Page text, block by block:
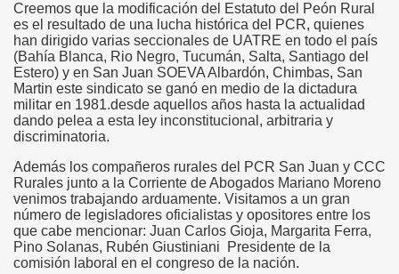
Creemos que la modificación del Estatuto del Peón Rural
es el resultado de una lucha histórica del PCR, quienes
han dirigido varias seccionales de UATRE en todo el país
(Bahía Blanca, Rio Negro, Tucumán, Salta, Santiago del
Estero) y en San Juan SOEVA Albardón, Chimbas, San
Martin este sindicato se ganó en medio de la dictadura
militar en 1981.desde aquellos años hasta la actualidad
dando pelea a esta ley inconstitucional, arbitraria y
discriminatoria.
Además los compañeros rurales del PCR San Juan y CCC
Rurales junto a la Corriente de Abogados Mariano Moreno
venimos trabajando arduamente. Visitamos a un gran
número de legisladores oficialistas y opositores entre los
que cabe mencionar: Juan Carlos Gioja, Margarita Ferra,
Pino Solanas, Rubén Giustiniani Presidente de la
comisión laboral en el congreso de la nación.